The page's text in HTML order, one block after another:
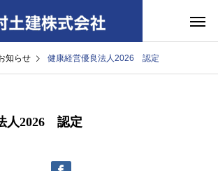
知らせ 健康経営優良法人2026 認定
人2026 認定